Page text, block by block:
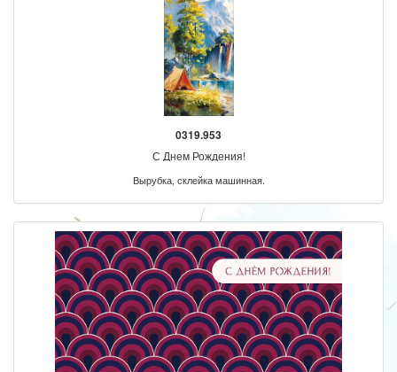
0319.953
С Днем Рождения!
Вырубка, склейка машинная.